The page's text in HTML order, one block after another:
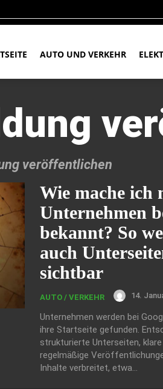
AUTO UND VERKEHR
veröffentlichen
Wie mache ich
Unternehmen
bekannt? So
auch
sichtbar
AUTO / VERKEHR 14.
Unternehmen werden bei
ihre Startseite gefunden.
strukturierte Unterseiten,
regelmäßige
Inhalte verbreitet, etwa...